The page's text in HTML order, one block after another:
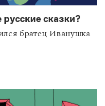
сказки?
братец Иванушка